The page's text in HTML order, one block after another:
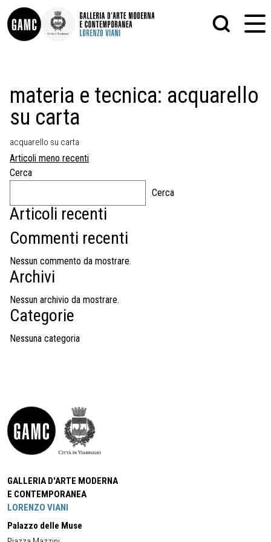
CONTATTI
DIDATTICA
SHOP
LE COLLEZIONI
GLI AUTORI
LORENZO VIANI
EVENTI
PALAZZO DELLE MUSE
GRAFICA
PITTURA
materia e tecnica: acquarello
su carta
acquarello su carta
Navigazione
articoli
Articoli meno recenti
Cerca
Cerca
Articoli recenti
Commenti recenti
Nessun commento da mostrare.
Archivi
Nessun archivio da mostrare.
Categorie
Nessuna categoria
GALLERIA D'ARTE MODERNA
E CONTEMPORANEA
LORENZO VIANI
Palazzo delle Muse